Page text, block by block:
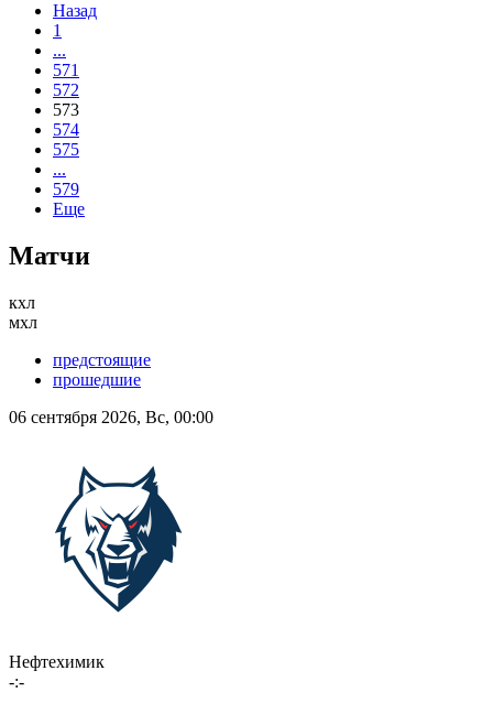
Назад
1
...
571
572
573
574
575
...
579
Еще
Матчи
кхл
мхл
предстоящие
прошедшие
06 сентября 2026, Вс, 00:00
Нефтехимик
-:-